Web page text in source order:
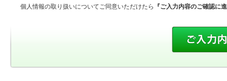
個人情報の取り扱いについてご同意いただけたら 『ご入力内容のご確認に